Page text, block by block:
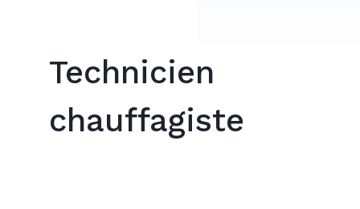
Technicien
chauffagiste